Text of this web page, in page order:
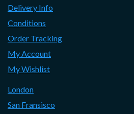
Delivery Info
Conditions
Order Tracking
My Account
My Wishlist
London
San Fransisco